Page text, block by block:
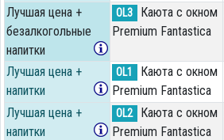
Лучшая цена +
безалкогольные
напитки
OL3
Каюта с окном
Premium Fantastica
Лучшая цена +
напитки
OL1
Каюта с окном
Premium Fantastica
Лучшая цена +
напитки
OL2
Каюта с окном
Premium Fantastica